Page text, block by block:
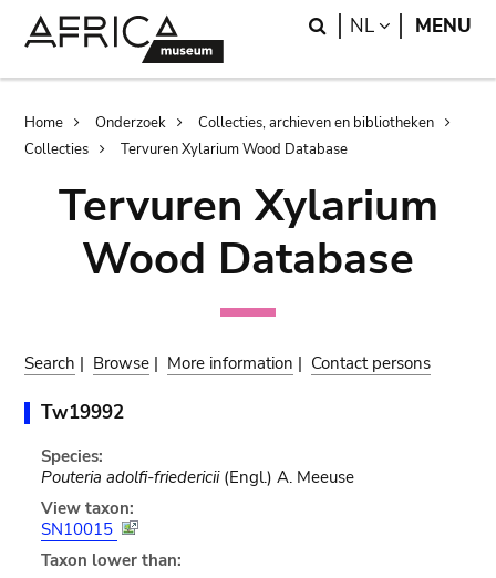
Search
NL LANGUAGE
MENU
Breadcrumb
Home Onderzoek
Collecties, archieven en bibliotheken
Collecties
Tervuren Xylarium Wood Database
Tervuren Xylarium
Wood Database
Search | Browse | More information | Contact persons
Tw19992
Species:
Pouteria adolfi-friedericii(Engl.) A. Meeuse
View taxon:
SN10015
Taxon lower than: